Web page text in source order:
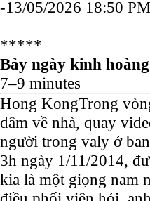
-13/05/2026 18:50
*****
Bảy ngày kinh
7–9 minutes
Hong KongTrong
dâm về nhà, quay
người trong valy ở
3h ngày 1/11/2014,
kia là một giọng nam